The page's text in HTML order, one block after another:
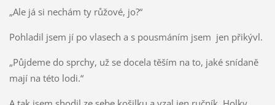
„Ale já si nechám ty růžové, jo?“
Pohladil jsem jí po vlasech a s pousmáním jsem jen přikývl.
„Půjdeme do sprchy, už se docela těším na to, jaké snídaně
mají na této lodi.“